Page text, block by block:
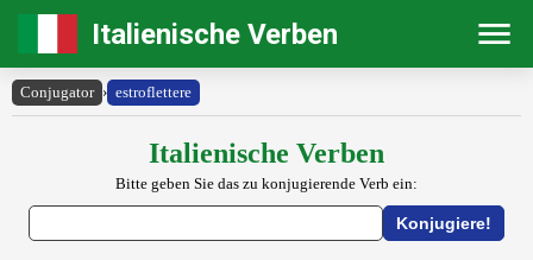
Italienische Verben
Conjugator › estroflettere
Italienische Verben
Bitte geben Sie das zu konjugierende Verb ein: